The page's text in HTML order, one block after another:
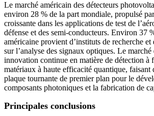
Le marché américain des détecteurs
environ 28 % de la part mondiale, propulsé
croissante dans les applications de test de
défense et des semi-conducteurs. Environ 37
américaine provient d’instituts de recherche et
sur l’analyse des signaux optiques. Le
innovation continue en matière de détection à
matériaux à haute efficacité quantique, faisant
plaque tournante de premier plan pour le
composants photoniques et la fabrication de
Principales conclusions